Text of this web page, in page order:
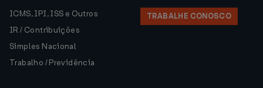
ICMS, IPI, ISS e Outros
IR / Contribuições
Simples Nacional
Trabalho / Previdência
TRABALHE CONOSCO